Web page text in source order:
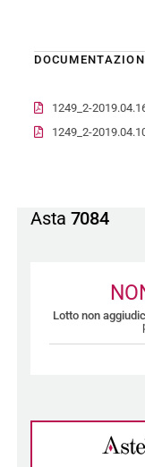
1249_2-
1249_2-
Asta 7084
Lotto non